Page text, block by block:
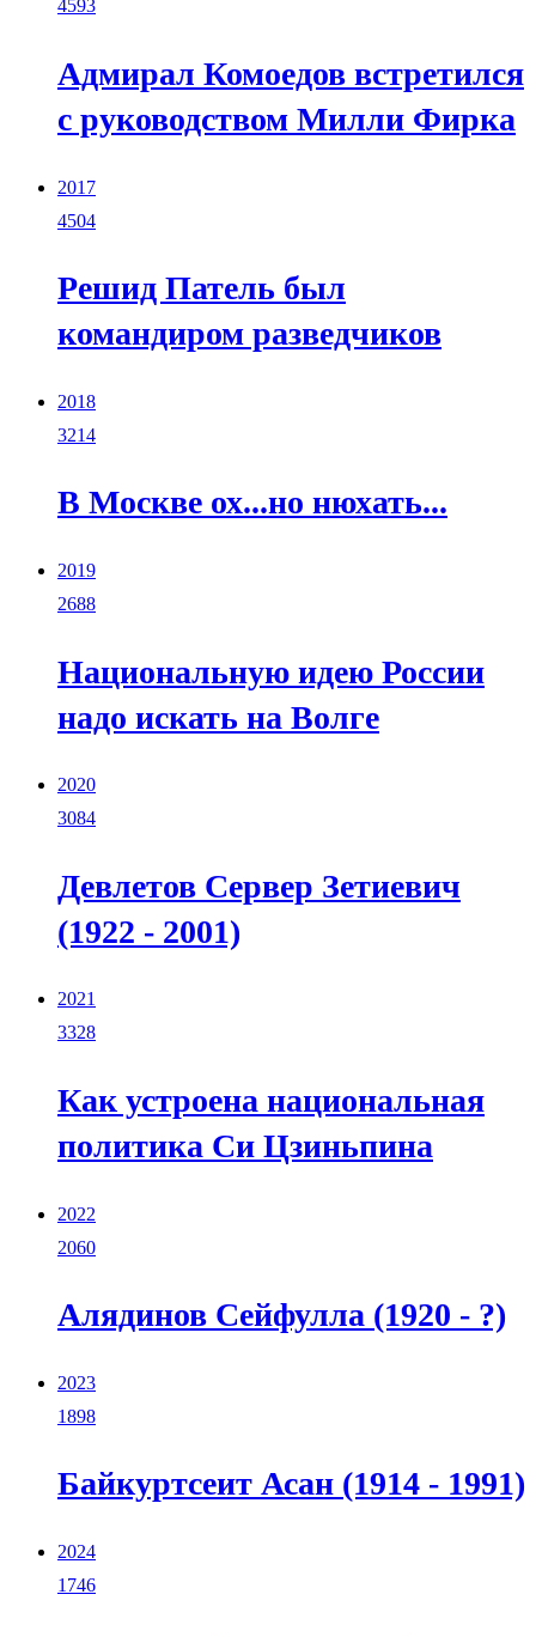
4593
Адмирал Комоедов встретился
с руководством Милли Фирка
2017
4504
Решид Патель был
командиром разведчиков
2018
3214
В Москве ох...но нюхать...
2019
2688
Национальную идею России
надо искать на Волге
2020
3084
Девлетов Сервер Зетиевич
(1922 - 2001)
2021
3328
Как устроена национальная
политика Си Цзиньпина
2022
2060
Алядинов Сейфулла (1920 - ?)
2023
1898
Байкуртсеит Асан (1914 - 1991)
2024
1746